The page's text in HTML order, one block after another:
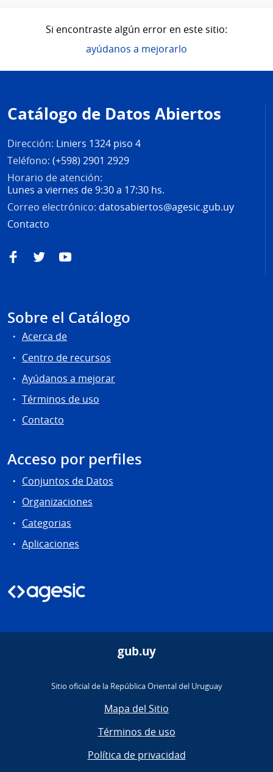
Si encontraste algún error en este sitio:
ayúdanos a mejorarlo
de
página
Catálogo de Datos Abiertos
Dirección: Liniers 1324 piso 4
Teléfono: (+598) 2901 2929
Horario de atención:
Lunes a viernes de 9:30 a 17:30 hs.
Correo electrónico: datosabiertos@agesic.gub.uy
Contacto
FacebookTwitterYouTube
Sobre el Catálogo
Acerca de
Centro de recursos
Ayúdanos a mejorar
Términos de uso
Contacto
Acceso por perfiles
Conjuntos de Datos
Organizaciones
Categorias
Aplicaciones
gub.uy
Sitio oficial de la República Oriental del Uruguay
Mapa del Sitio
Términos de uso
Política de privacidad